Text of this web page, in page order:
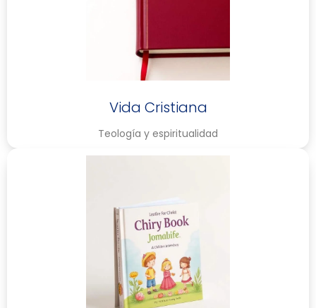
Vida Cristiana
Teología y espiritualidad